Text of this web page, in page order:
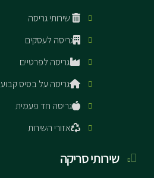
שירותי גריסה
גריסה לעסקים
גריסה לפרטיים
גריסה על בסיס קבוע
גריסה חד פעמית
אזורי השירות
שירותי סריקה